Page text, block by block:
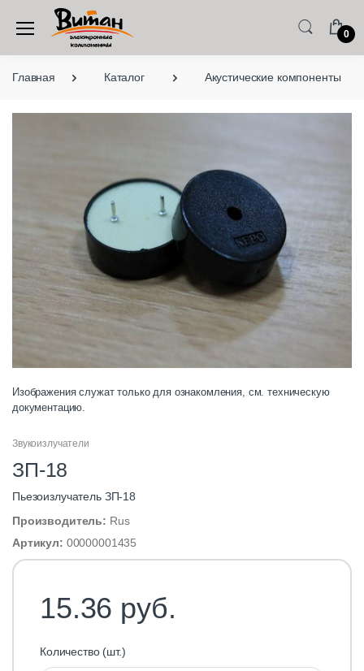
0
Главная Каталог Акустические компоненты
Изображения служат только для ознакомления, см. техническую
документацию.
Звукоизлучатели
ЗП-18
Пьезоизлучатель ЗП-18
Производитель: Rus
Артикул: 00000001435
15.36 руб.
Количество (шт.)